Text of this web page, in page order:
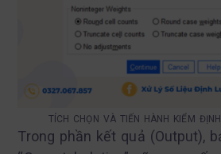
TÍCH CHỌN VÀ TIẾN HÀNH KIỂM
Trong phần kết quả (Output),